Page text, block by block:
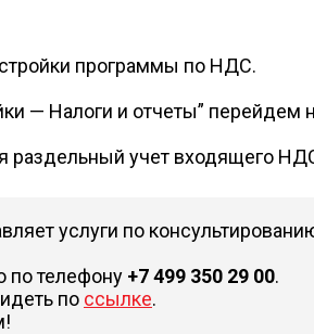
программы по НДС.
— Налоги и отчеты” перейдем
раздельный учет входящего
услуги по
по телефону +7 499 350 29 00.
по ссылке.